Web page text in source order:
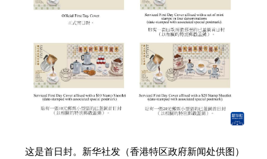
访谈 图片
金融 汽车
食品 人居 信息化 数字经济
学术中国 乡村振兴 银龄 溯源中国
城市 旅游
公益 一带一路 亚太网 上市公司
这是首日封。新华社发（香港特区政府新闻处供图）